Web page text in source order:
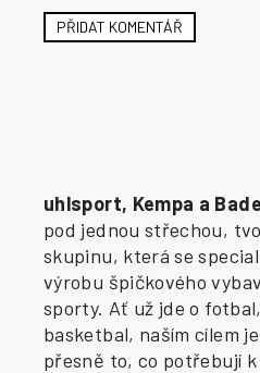
PŘIDAT KOMENTÁŘ
uhlsport, Kempa a
pod jednou střechou,
skupinu, která se
výrobu špičkového
sporty. Ať už jde o
basketbal, naším cílem
přesně to, co potřebují k